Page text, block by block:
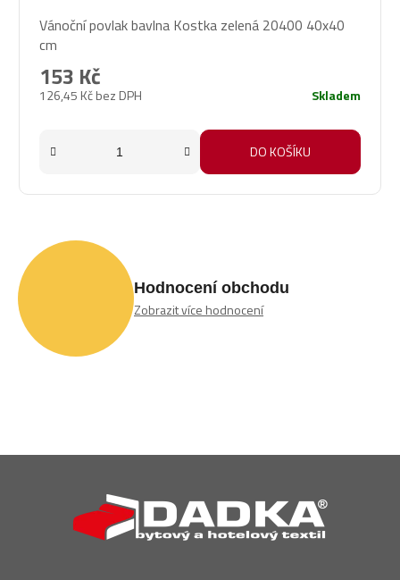
Vánoční povlak bavlna Kostka zelená 20400 40x40
cm
126,45 Kč bez DPH
153 Kč
Skladem
DO KOŠÍKU
Hodnocení obchodu
Zobrazit více hodnocení